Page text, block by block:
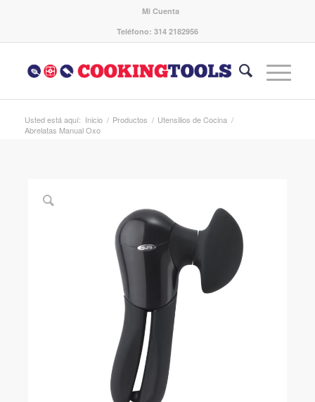
Mi Cuenta
Teléfono: 314 2182956
Usted está aquí: Inicio / Productos / Utensilios de Cocina /
Abrelatas Manual Oxo